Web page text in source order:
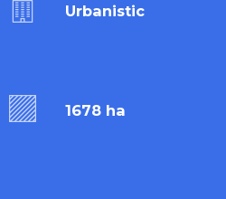
Urbanistic
1678 ha